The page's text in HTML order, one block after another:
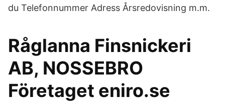
du Telefonnummer Adress Årsredovisning m.m.
Råglanna Finsnickeri
AB, NOSSEBRO
Företaget eniro.se